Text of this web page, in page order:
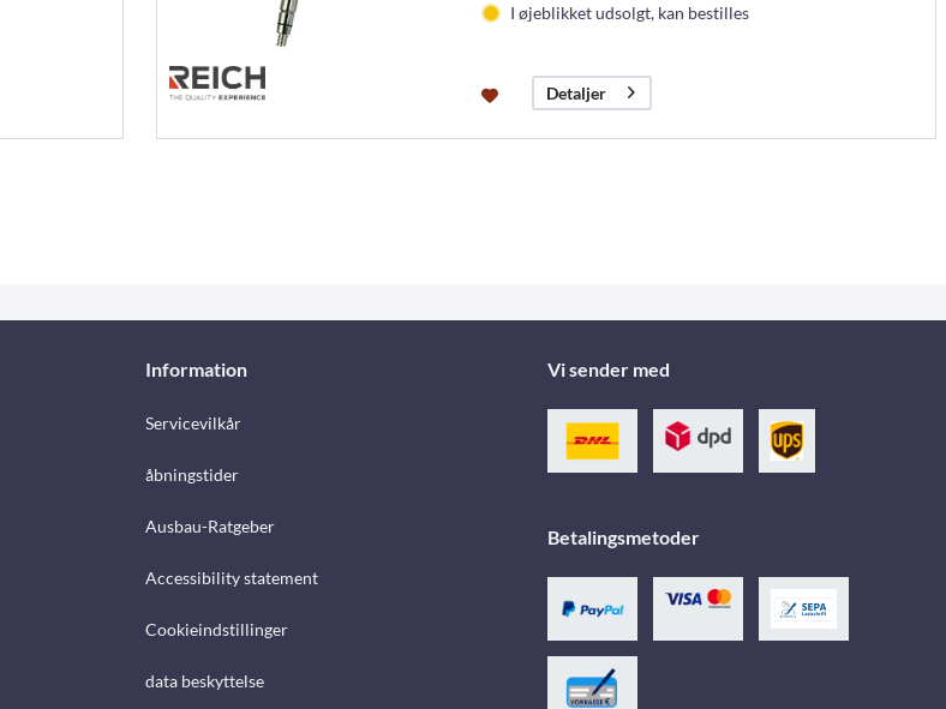
I øjeblikket udsolgt, kan bestilles
Detaljer
Information
Servicevilkår
åbningstider
Ausbau-Ratgeber
Accessibility statement
Cookieindstillinger
data beskyttelse
Vi sender med
Betalingsmetoder